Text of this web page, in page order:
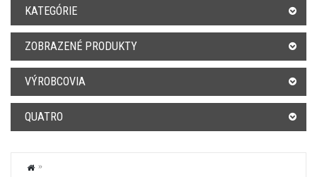
KATEGÓRIE
ZOBRAZENÉ PRODUKTY
VÝROBCOVIA
QUATRO